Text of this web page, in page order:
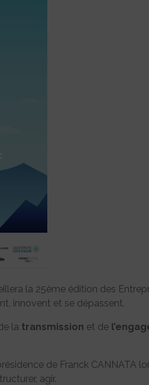
la 25ème édition des
innovent et se dépassent.
la transmission et de
de Franck CANNATA
agir.